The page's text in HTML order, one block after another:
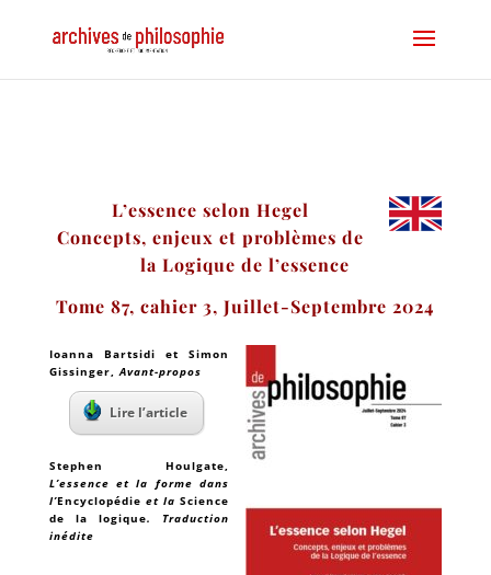
L’essence selon Hegel
Concepts, enjeux et problèmes de
la Logique de l’essence
Tome 87, cahier 3, Juillet-Septembre 2024
Ioanna Bartsidiet Simon
Gissinger,Avant-propos
Lire l’article
Stephen Houlgate,
L’essence et la forme dans
l’Encyclopédie et laScience
de la logique. Traduction
inédite